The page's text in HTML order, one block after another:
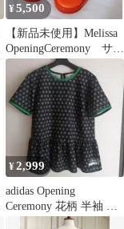
¥5,500
【新品未使用】Melissa
OpeningCeremony サン
ダル 送料込み
¥2,999
adidas Opening
Ceremony 花柄 半袖 ペ
プラム トップス